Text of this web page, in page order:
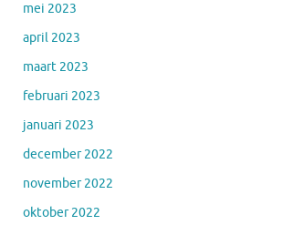
mei 2023
april 2023
maart 2023
februari 2023
januari 2023
december 2022
november 2022
oktober 2022